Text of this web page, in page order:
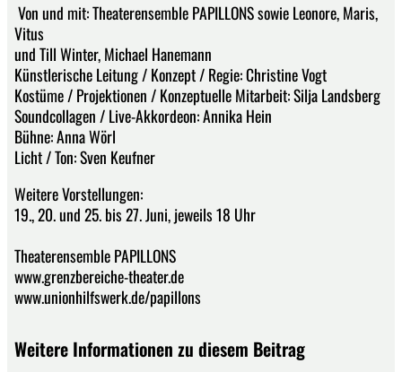
Von und mit: Theaterensemble PAPILLONS sowie Leonore, Maris,
Vitus
und Till Winter, Michael Hanemann
Künstlerische Leitung / Konzept / Regie: Christine Vogt
Kostüme / Projektionen / Konzeptuelle Mitarbeit: Silja Landsberg
Soundcollagen / Live-Akkordeon: Annika Hein
Bühne: Anna Wörl
Licht / Ton: Sven Keufner
Weitere Vorstellungen:
19., 20. und 25. bis 27. Juni, jeweils 18 Uhr
Theaterensemble PAPILLONS
www.grenzbereiche-theater.de
www.unionhilfswerk.de/papillons
Weitere Informationen zu diesem Beitrag